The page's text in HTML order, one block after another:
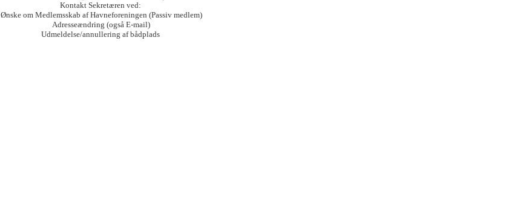
Kontakt Sekretæren ved:
Ønske om Medlemsskab af Havneforeningen (Passiv medlem)
Adresseændring (også E-mail)
Udmeldelse/annullering af bådplads